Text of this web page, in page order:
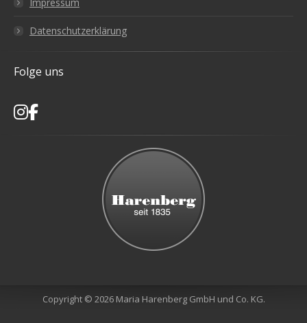
Datenschutzerklärung
Folge uns
Copyright © 2026 Maria Harenberg GmbH und Co. KG.